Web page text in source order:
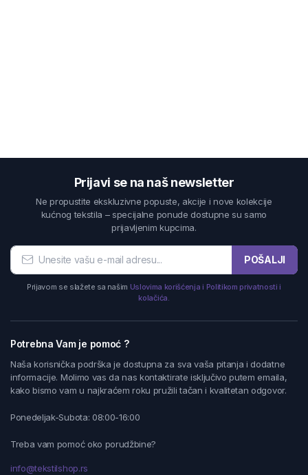
Prijavi se na naš newsletter
Ne propustite ekskluzivne popuste, akcije i nove kolekcije
kućnog tekstila – specijalne ponude dostupne su samo
prijavljenim kupcima.
POŠALJI
Prijavom se slažete sa našim Uslovima korišćenja i Politikom privatnosti i
kolačića.
Potrebna Vam je pomoć ?
Naša korisnička podrška je dostupna za sva vaša pitanja i dodatne
informacije. Molimo vas da nas kontaktirate isključivo putem emaila,
kako bismo vam u najkraćem roku pružili tačan i kvalitetan odgovor.
Ponedeljak-Subota: 08:00-16:00
Treba vam pomoć oko porudžbine?
info@tekstilshop.rs